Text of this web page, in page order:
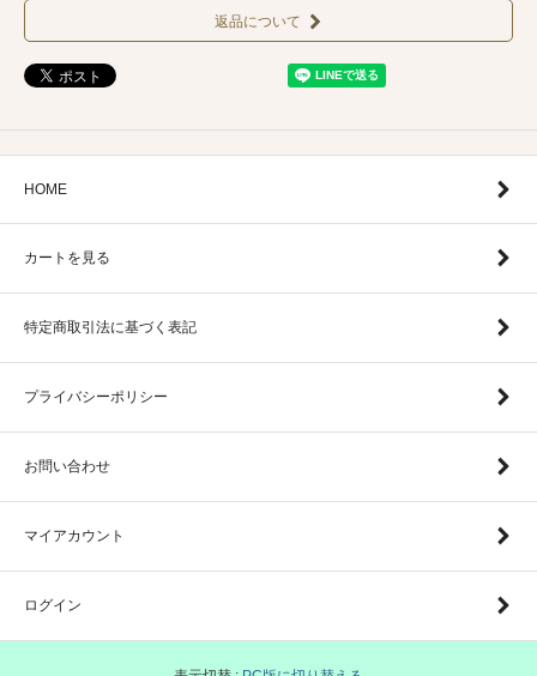
返品について
HOME
カートを見る
特定商取引法に基づく表記
プライバシーポリシー
お問い合わせ
マイアカウント
ログイン